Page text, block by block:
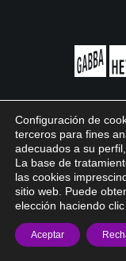
© 2026 Gabba Hey /
Política de Cookies
Configuración de
terceros para fines
adecuados a su
La base de
las cookies
sitio web. Puede
elección haciendo
Aceptar